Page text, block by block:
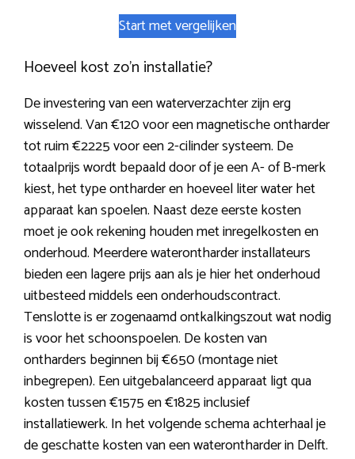
Start met vergelijken
Hoeveel kost zo’n installatie?
De investering van een waterverzachter zijn erg
wisselend. Van €120 voor een magnetische ontharder
tot ruim €2225 voor een 2-cilinder systeem. De
totaalprijs wordt bepaald door of je een A- of B-merk
kiest, het type ontharder en hoeveel liter water het
apparaat kan spoelen. Naast deze eerste kosten
moet je ook rekening houden met inregelkosten en
onderhoud. Meerdere waterontharder installateurs
bieden een lagere prijs aan als je hier het onderhoud
uitbesteed middels een onderhoudscontract.
Tenslotte is er zogenaamd ontkalkingszout wat nodig
is voor het schoonspoelen. De kosten van
ontharders beginnen bij €650 (montage niet
inbegrepen). Een uitgebalanceerd apparaat ligt qua
kosten tussen €1575 en €1825 inclusief
installatiewerk. In het volgende schema achterhaal je
de geschatte kosten van een waterontharder in Delft.